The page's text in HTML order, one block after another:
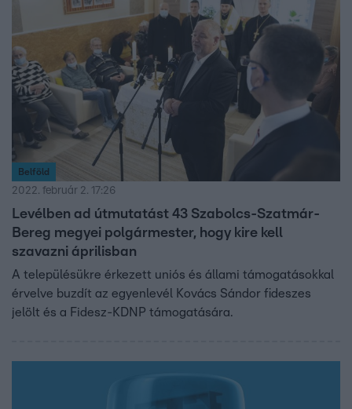
Belföld
2022. február 2. 17:26
Levélben ad útmutatást 43 Szabolcs-Szatmár-
Bereg megyei polgármester, hogy kire kell
szavazni áprilisban
A településükre érkezett uniós és állami támogatásokkal
érvelve buzdít az egyenlevél Kovács Sándor fideszes
jelölt és a Fidesz-KDNP támogatására.